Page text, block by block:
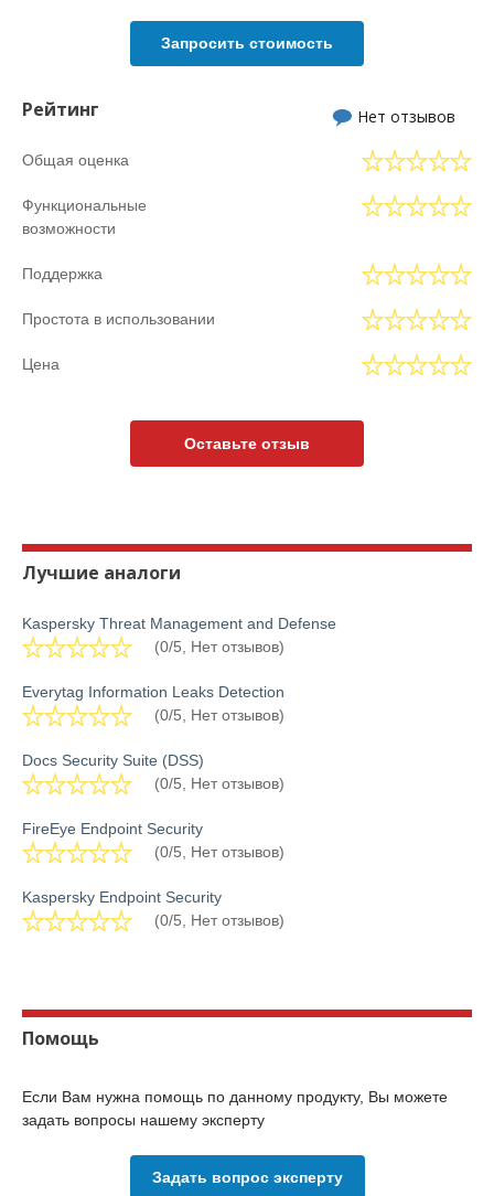
Запросить стоимость
Рейтинг Нет отзывов
Общая оценка
Функциональные
возможности
Поддержка
Простота в использовании
Цена
Оставьте отзыв
Лучшие аналоги
Kaspersky Threat Management and Defense
(0/5, Нет отзывов)
Everytag Information Leaks Detection
(0/5, Нет отзывов)
Docs Security Suite (DSS)
(0/5, Нет отзывов)
FireEye Endpoint Security
(0/5, Нет отзывов)
Kaspersky Endpoint Security
(0/5, Нет отзывов)
Помощь
Если Вам нужна помощь по данному продукту, Вы можете
задать вопросы нашему эксперту
Задать вопрос эксперту